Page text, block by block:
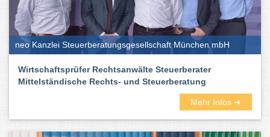
neo Kanzlei Steuerberatungsgesellschaft München mbH
Wirtschaftsprüfer Rechtsanwälte Steuerberater
Mittelständische Rechts- und Steuerberatung
Mehr Infos ➜